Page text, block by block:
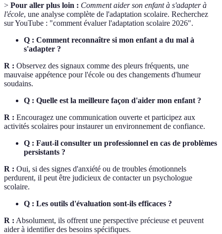
> Pour aller plus loin : Comment aider son enfant à s'adapter à
l'école, une analyse complète de l'adaptation scolaire. Recherchez
sur YouTube : "comment évaluer l'adaptation scolaire 2026".
Q : Comment reconnaître si mon enfant a du mal à
s'adapter ?
R : Observez des signaux comme des pleurs fréquents, une
mauvaise appétence pour l'école ou des changements d'humeur
soudains.
Q : Quelle est la meilleure façon d'aider mon enfant ?
R : Encouragez une communication ouverte et participez aux
activités scolaires pour instaurer un environnement de confiance.
Q : Faut-il consulter un professionnel en cas de problèmes
persistants ?
R : Oui, si des signes d'anxiété ou de troubles émotionnels
perdurent, il peut être judicieux de contacter un psychologue
scolaire.
Q : Les outils d'évaluation sont-ils efficaces ?
R : Absolument, ils offrent une perspective précieuse et peuvent
aider à identifier des besoins spécifiques.